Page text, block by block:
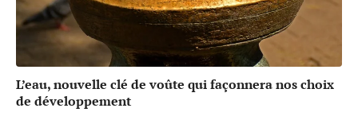
L’eau, nouvelle clé de voûte qui façonnera nos choix
de développement